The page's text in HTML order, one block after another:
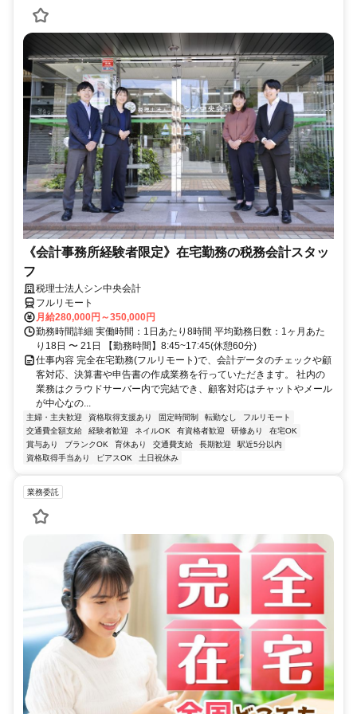
《会計事務所経験者限定》在宅勤務の税務会計スタッ
フ
税理士法人シン中央会計
フルリモート
月給280,000円～350,000円
勤務時間詳細 実働時間：1日あたり8時間 平均勤務日数：1ヶ月あた
り18日 〜 21日 【勤務時間】8:45~17:45(休憩60分)
仕事内容 完全在宅勤務(フルリモート)で、会計データのチェックや顧
客対応、決算書や申告書の作成業務を行っていただきます。 社内の
業務はクラウドサーバー内で完結でき、顧客対応はチャットやメール
が中心なの...
主婦・主夫歓迎 資格取得支援あり 固定時間制 転勤なし
フルリモート
交通費全額支給
経験者歓迎 ネイルOK 有資格者歓迎 研修あり
在宅OK
賞与あり
ブランクOK 育休あり 交通費支給 長期歓迎
駅近5分以内
資格取得手当あり
ピアスOK 土日祝休み
業務委託